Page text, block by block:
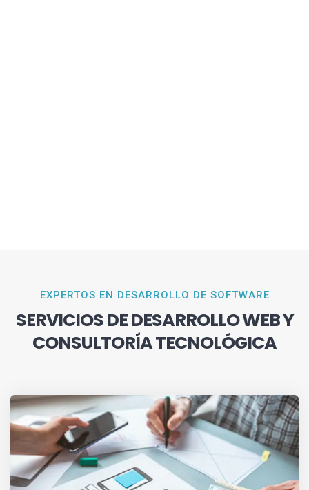
EXPERTOS EN DESARROLLO DE SOFTWARE
SERVICIOS DE DESARROLLO WEB Y
CONSULTORÍA TECNOLÓGICA